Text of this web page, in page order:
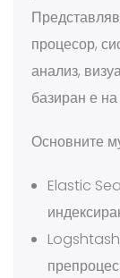
процесор,
анализ,
базиран е
Основните
Elastic
Logshtash